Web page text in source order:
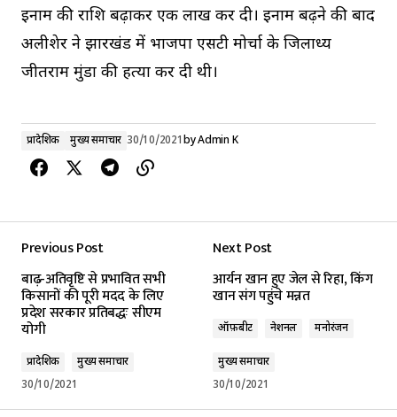
इनाम की राशि बढ़ाकर एक लाख कर दी। इनाम बढ़ने की बाद
अलीशेर ने झारखंड में भाजपा एसटी मोर्चा के जिलाध्यक्ष
जीतराम मुंडा की हत्या कर दी थी।
प्रादेशिक मुख्य समाचार 30/10/2021byAdmin K
Previous Post
बाढ़-अतिवृष्टि से प्रभावित सभी
किसानों की पूरी मदद के लिए
प्रदेश सरकार प्रतिबद्धः सीएम
योगी
प्रादेशिक
मुख्य समाचार
30/10/2021
Next Post
आर्यन खान हुए जेल से रिहा, किंग
खान संग पहुंचे मन्नत
ऑफ़बीट नेशनल मनोरंजन
मुख्य समाचार
30/10/2021